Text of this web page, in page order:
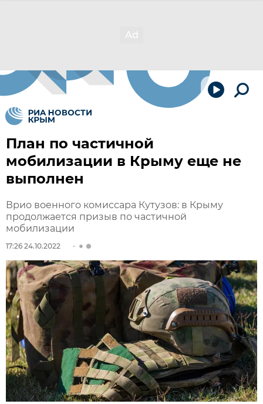
План по частичной
мобилизации в Крыму еще не
выполнен
Врио военного комиссара Кутузов: в Крыму
продолжается призыв по частичной
мобилизации
17:26 24.10.2022